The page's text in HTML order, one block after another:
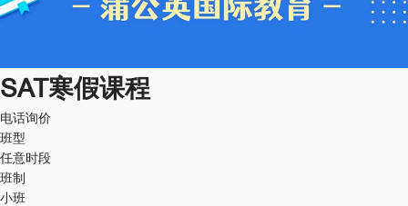
SAT寒假课程
电话询价
班型
任意时段
班制
小班